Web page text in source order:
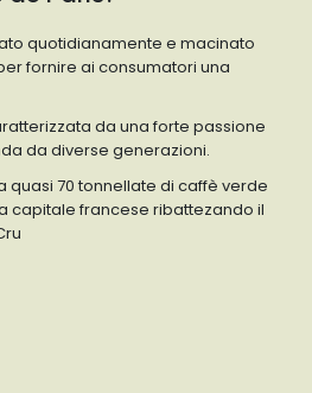
quotidianamente e macinato
fornire ai consumatori una
da una forte passione
da diverse generazioni.
quasi 70 tonnellate di caffè verde
capitale francese ribattezando il